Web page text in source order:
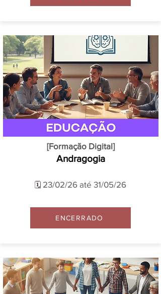
[Formação Digital]
Andragogia
🗓️ 23/02/26 até 31/05/26
ENCERRADO